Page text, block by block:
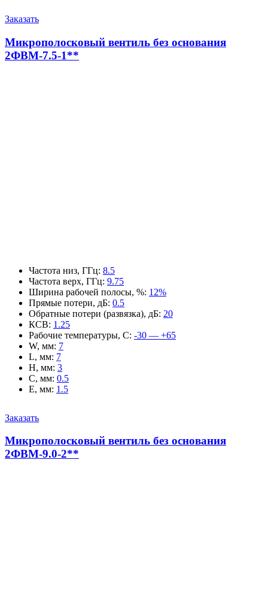
Заказать
Микрополосковый вентиль без основания
2ФВМ-7.5-1**
Частота низ, ГГц: 8.5
Частота верх, ГГц: 9.75
Ширина рабочей полосы, %: 12%
Прямые потери, дБ: 0.5
Обратные потери (развязка), дБ: 20
КСВ: 1.25
Рабочие температуры, С: -30 — +65
W, мм: 7
L, мм: 7
H, мм: 3
C, мм: 0.5
E, мм: 1.5
Заказать
Микрополосковый вентиль без основания
2ФВМ-9.0-2**